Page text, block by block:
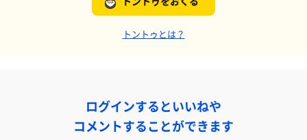
トントゥとは？
ログインするといいねや
コメントすることができます